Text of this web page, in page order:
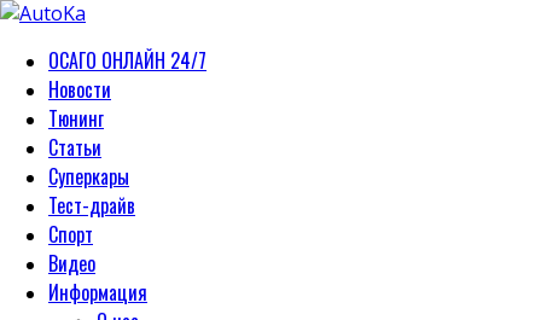
ОСАГО ОНЛАЙН 24/7
Новости
Тюнинг
Статьи
Суперкары
Тест-драйв
Спорт
Видео
Информация